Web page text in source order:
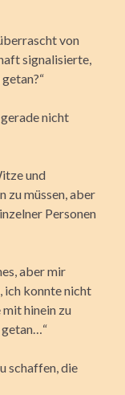
von
signalisierte,
nicht
und
zu müssen, aber
Personen
aber mir
ich konnte nicht
mit hinein zu
getan…“
schaffen, die